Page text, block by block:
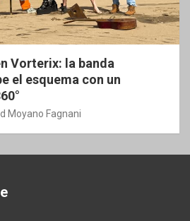
Vorterix: la banda
el esquema con un
Moyano Fagnani